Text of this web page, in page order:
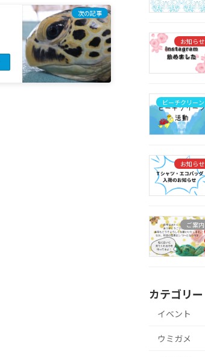
次の記事
お知らせ
ビーチクリーン
お知らせ
ご案内
カテゴリー
イベント
ウミガメ